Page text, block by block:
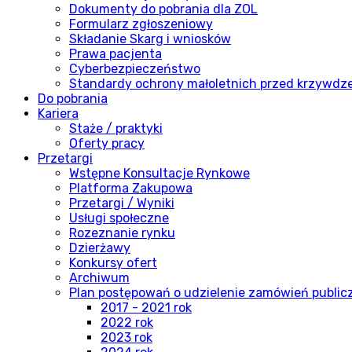
Dokumenty do pobrania dla ZOL
Formularz zgłoszeniowy
Składanie Skarg i wniosków
Prawa pacjenta
Cyberbezpieczeństwo
Standardy ochrony małoletnich przed
Do pobrania
Kariera
Staże / praktyki
Oferty pracy
Przetargi
Wstępne Konsultacje Rynkowe
Platforma Zakupowa
Przetargi / Wyniki
Usługi społeczne
Rozeznanie rynku
Dzierżawy
Konkursy ofert
Archiwum
Plan postępowań o udzielenie zamówień
2017 - 2021 rok
2022 rok
2023 rok